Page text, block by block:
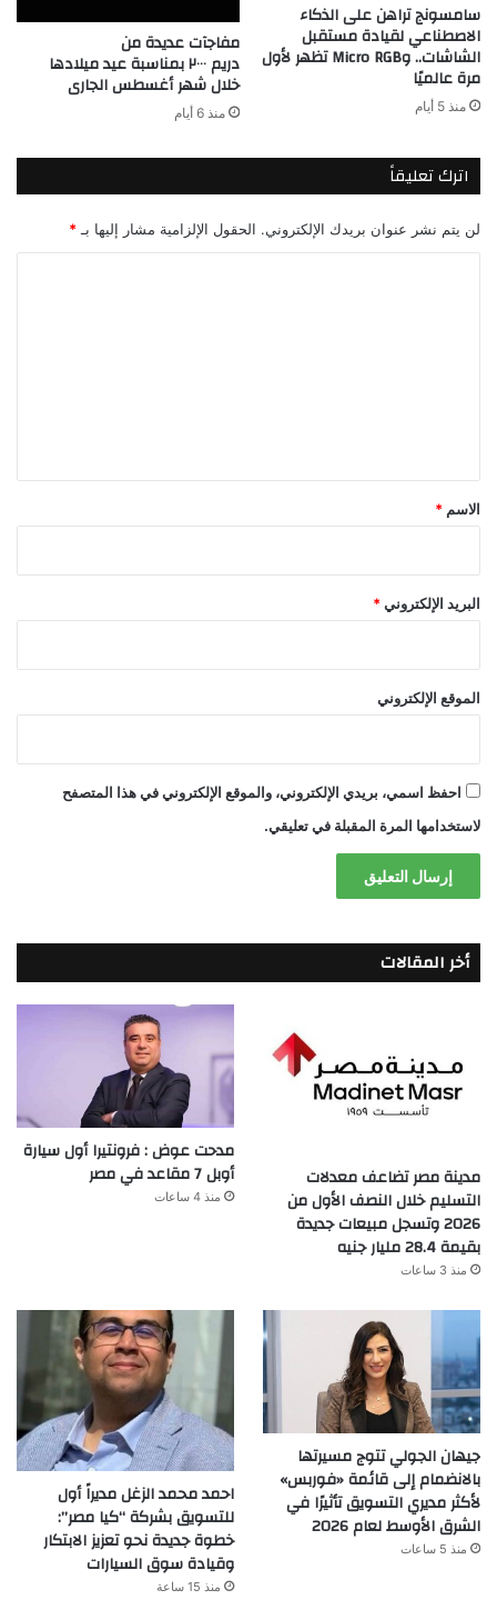
سامسونج تراهن على الذكاء
الاصطناعي لقيادة مستقبل
الشاشات.. وMicro RGB تظهر لأول
مرة عالميًا
منذ 5 أيام
مفاجآت عديدة من
دريم ٢٠٠٠ بمناسبة عيد ميلادها
خلال شهر أغسطس الجارى
منذ 6 أيام
اترك تعليقاً
لن يتم نشر عنوان بريدك الإلكتروني. الحقول الإلزامية مشار إليها بـ *
*
الاسم *
البريد الإلكتروني *
الموقع الإلكتروني
احفظ اسمي، بريدي الإلكتروني، والموقع الإلكتروني في هذا المتصفح
لاستخدامها المرة المقبلة في تعليقي.
أخر المقالات
مدينة مصر تضاعف معدلات
التسليم خلال النصف الأول من
2026 وتسجل مبيعات جديدة
بقيمة 28.4 مليار جنيه
منذ 3 ساعات
مدحت عوض : فرونتيرا أول سيارة
أوبل 7 مقاعد في مصر
منذ 4 ساعات
جيهان الجولي تتوج مسيرتها
بالانضمام إلى قائمة «فوربس»
لأكثر مديري التسويق تأثيرًا في
الشرق الأوسط لعام 2026
منذ 5 ساعات
احمد محمد الزغل مديراً أول
للتسويق بشركة “كيا مصر”:
خطوة جديدة نحو تعزيز الابتكار
وقيادة سوق السيارات
منذ 15 ساعة